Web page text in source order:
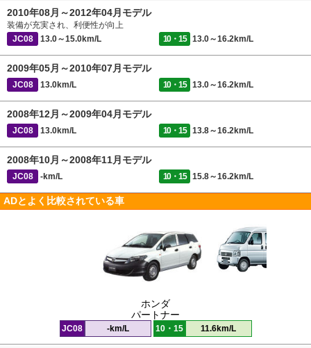
2010年08月～2012年04月モデル
装備が充実され、利便性が向上
JC08
13.0～15.0km/L 10・15 13.0～16.2km/L
2009年05月～2010年07月モデル
JC08 13.0km/L 10・15 13.0～16.2km/L
2008年12月～2009年04月モデル
JC08 13.0km/L 10・15 13.8～16.2km/L
2008年10月～2008年11月モデル
JC08 -km/L 10・15 15.8～16.2km/L
ADとよく比較されている車
ホンダ
パートナー
JC08 -km/L 10・15 11.6km/L